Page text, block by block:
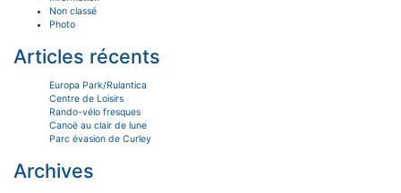
Non classé
Photo
Articles récents
Europa Park/Rulantica
Centre de Loisirs
Rando-vélo fresques
Canoë au clair de lune
Parc évasion de Curley
Archives